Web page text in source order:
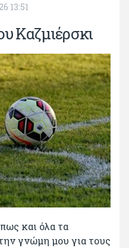
13:51
Καζμιέρσκι
και όλα τα
γνώμη μου για τους